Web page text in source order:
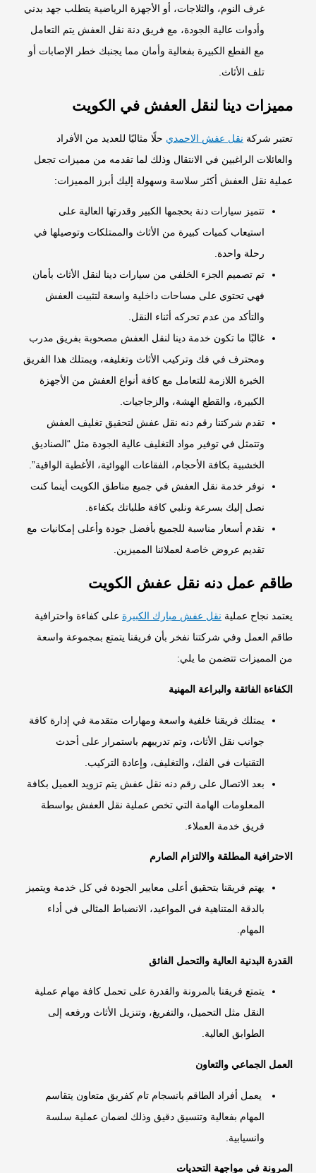
غرف النوم، والثلاجات، أو الأجهزة الرياضية يتطلب جهد بدني
وأدوات عالية الجودة، مع فريق دنة نقل العفش يتم التعامل
مع القطع الكبيرة بفعالية وأمان مما يجنبك خطر الإصابات أو
تلف الأثاث.
مميزات دينا لنقل العفش في الكويت
تعتبر شركة نقل عفش الاحمديحلًا مثاليًا للعديد من الأفراد
والعائلات الراغبين في الانتقال وذلك لما تقدمه من مميزات تجعل
عملية نقل العفش أكثر سلاسة وسهولة إليك أبرز المميزات:
تتميز سيارات دنة بحجمها الكبير وقدرتها العالية على
استيعاب كميات كبيرة من الأثاث والممتلكات وتوصيلها في
رحلة واحدة.
تم تصميم الجزء الخلفي من سيارات دينا لنقل الأثاث بأمان
فهي تحتوي على مساحات داخلية واسعة لتثبيت العفش
والتأكد من عدم تحركه أثناء النقل.
غالبًا ما تكون خدمة دينا لنقل العفش مصحوبة بفريق مدرب
ومحترف في فك وتركيب الأثاث وتغليفه، ويمتلك هذا الفريق
الخبرة اللازمة للتعامل مع كافة أنواع العفش من الأجهزة
الكبيرة، والقطع الهشة، والزجاجيات.
تقدم شركتنارقم دنه نقل عفشلتحقيق تغليف العفش
وتتمثل في توفير مواد التغليف عالية الجودة مثل “الصناديق
الخشبية بكافة الأحجام، الفقاعات الهوائية، الأغطية الواقية”.
نوفر خدمة نقل العفش في جميع مناطق الكويت أينما كنت
نصل إليك بسرعة ونلبي كافة طلباتك بكفاءة.
نقدم أسعار مناسبة للجميع بأفضل جودة وأعلى إمكانيات مع
تقديم عروض خاصة لعملائنا المميزين.
طاقم عمل دنه نقل عفش الكويت
يعتمد نجاح عمليةنقل عفش مبارك الكبيرة على كفاءة واحترافية
طاقم العمل وفي شركتنا نفخر بأن فريقنا يتمتع بمجموعة واسعة
من المميزات تتضمن ما يلي:
الكفاءة الفائقة والبراعة المهنية
يمتلك فريقنا خلفية واسعة ومهارات متقدمة في إدارة كافة
جوانب نقل الأثاث، وتم تدريبهم باستمرار على أحدث
التقنيات في الفك، والتغليف، وإعادة التركيب.
بعد الاتصال علىرقم دنه نقل عفشيتم تزويد العميل بكافة
المعلومات الهامة التي تخص عملية نقل العفش بواسطة
فريق خدمة العملاء.
الاحترافية المطلقة والالتزام الصارم
يهتم فريقنا بتحقيق أعلى معايير الجودة في كل خدمة ويتميز
بالدقة المتناهية في المواعيد، الانضباط المثالي في أداء
المهام.
القدرة البدنية العالية والتحمل الفائق
يتمتع فريقنا بالمرونة والقدرة على تحمل كافة مهام عملية
النقل مثل التحميل، والتفريغ، وتنزيل الأثاث ورفعه إلى
الطوابق العالية.
العمل الجماعي والتعاون
يعمل أفراد الطاقم بانسجام تام كفريق متعاون يتقاسم
المهام بفعالية وتنسيق دقيق وذلك لضمان عملية سلسة
وانسيابية.
المرونة في مواجهة التحديات